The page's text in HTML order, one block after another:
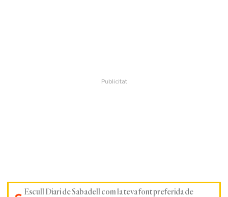
Escull Diari de Sabadell com la teva font preferida de